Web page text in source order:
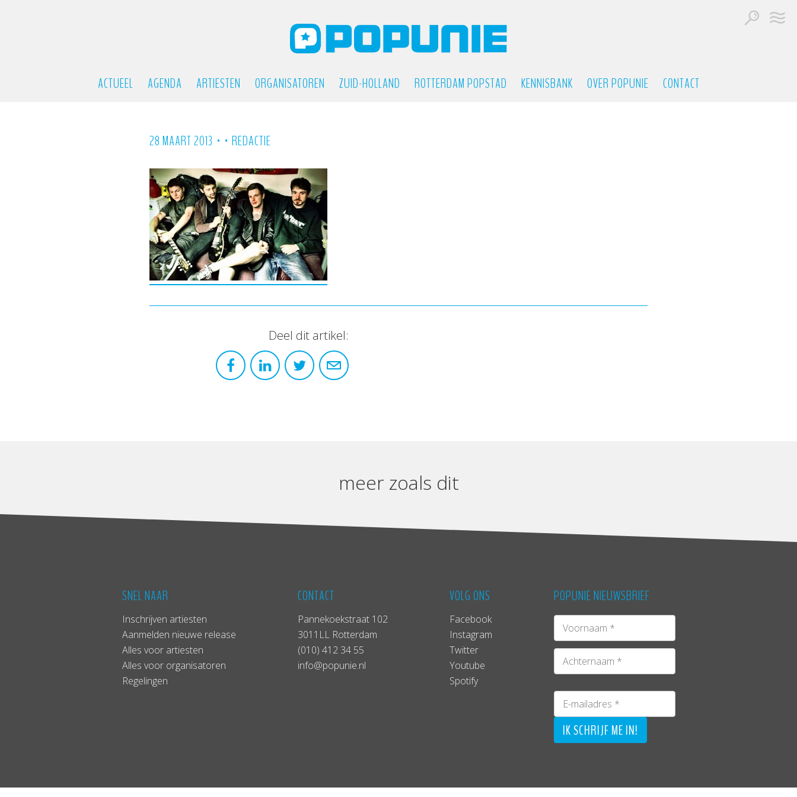
ACTUEEL AGENDA ARTIESTEN ORGANISATOREN ZUID-HOLLAND ROTTERDAM POPSTAD KENNISBANK OVER POPUNIE CONTACT
28 MAART 2013 • • REDACTIE
Deel dit artikel:
meer zoals dit
SNEL NAAR
Inschrijven artiesten
Aanmelden nieuwe release
Alles voor artiesten
Alles voor organisatoren
Regelingen
CONTACT
Pannekoekstraat 102
3011LL Rotterdam
(010) 412 34 55
info@popunie.nl
VOLG ONS
Facebook
Instagram
Twitter
Youtube
Spotify
POPUNIE NIEUWSBRIEF